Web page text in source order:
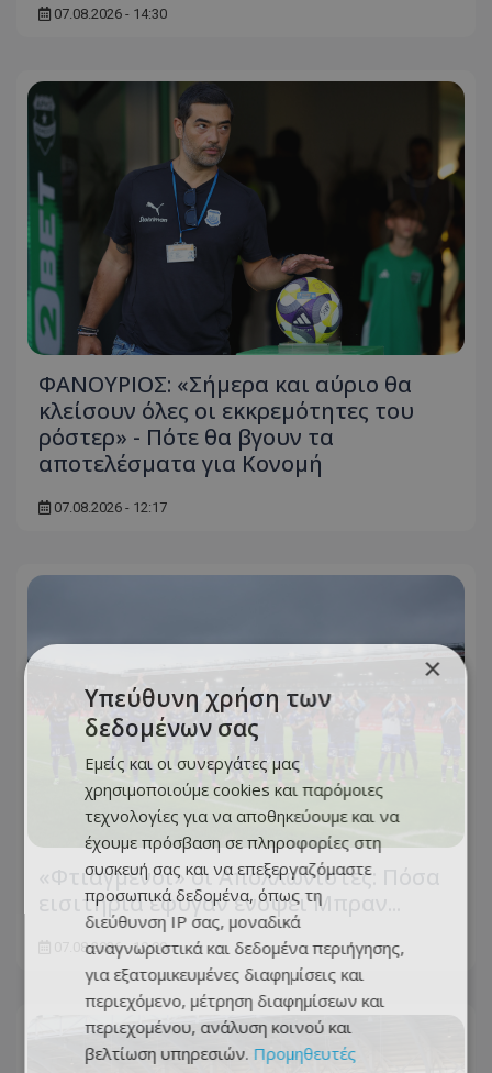
07.08.2026 - 14:30
ΦΑΝΟΥΡΙΟΣ: «Σήμερα και αύριο θα
κλείσουν όλες οι εκκρεμότητες του
ρόστερ» - Πότε θα βγουν τα
αποτελέσματα για Κονομή
07.08.2026 - 12:17
«Φτιαγμένοι» οι Απολλωνίστες: Πόσα
εισιτήρια έφυγαν ενόψει Μπραν...
07.08.2026 - 10:00
×
Υπεύθυνη χρήση των
δεδομένων σας
Εμείς και οι συνεργάτες μας
χρησιμοποιούμε cookies και παρόμοιες
τεχνολογίες για να αποθηκεύουμε και να
έχουμε πρόσβαση σε πληροφορίες στη
συσκευή σας και να επεξεργαζόμαστε
προσωπικά δεδομένα, όπως τη
διεύθυνση IP σας, μοναδικά
αναγνωριστικά και δεδομένα περιήγησης,
για εξατομικευμένες διαφημίσεις και
περιεχόμενο, μέτρηση διαφημίσεων και
περιεχομένου, ανάλυση κοινού και
βελτίωση υπηρεσιών. Προμηθευτές